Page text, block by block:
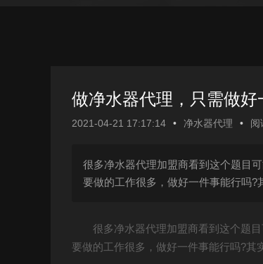
做净水器代理，只需做好
2021-04-21 17:17:14 • 净水器代理 • 阅
很多净水器代理加盟商看到这个题目
要做的工作很多，做好一件事能行吗
很多净水器代理加盟商看到这个题
要做的工作很多，做好一件事能行吗?其